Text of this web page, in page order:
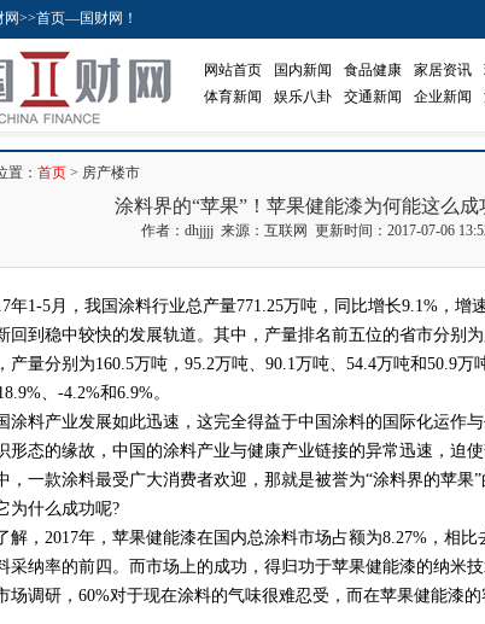
网>>首页—国财网！
网站首页 国内新闻 食品健康 家居资讯
体育新闻
娱乐八卦 交通新闻 企业新闻
置： 首页 > 房产楼市
涂料界的“苹果”！苹果健能漆为何能这么成
作者：dhjjjj 来源：互联网 更新时间：2017-07-06
1-5月，我国涂料行业总产量771.25万吨，同比增长9.1%，增
回到稳中较快的发展轨道。其中，产量排名前五位的省市分别
产量分别为160.5万吨，95.2万吨、90.1万吨、54.4万吨和50.9万
、-4.2%和6.9%。
料产业发展如此迅速，这完全得益于中国涂料的国际化运作与
形态的缘故，中国的涂料产业与健康产业链接的异常迅速，迫
，一款涂料最受广大消费者欢迎，那就是被誉为“涂料界的苹果”
什么成功呢?
，2017年，苹果健能漆在国内总涂料市场占额为8.27%，相比
采纳率的前四。而市场上的成功，得归功于苹果健能漆的纳米
场调研，60%对于现在涂料的气味很难忍受，而在苹果健能漆